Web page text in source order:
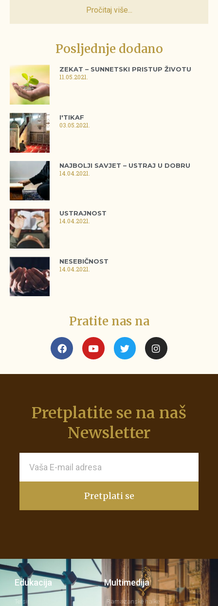
Pročitaj više...
Posljednje dodano
ZEKAT – SUNNETSKI PRISTUP ŽIVOTU
11.05.2021.
I'TIKAF
03.05.2021.
NAJBOLJI SAVJET – USTRAJ U DOBRU
14.04.2021.
USTRAJNOST
14.04.2021.
NESEBIČNOST
14.04.2021.
Pratite nas na
Pretplatite se na naš
Newsletter
Pretplati se
Edukacija
Tefsir
Multimedija
Ramazanske halke